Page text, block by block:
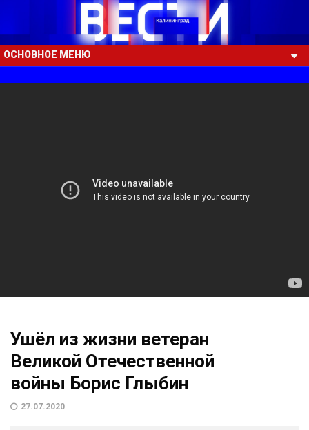
ОСНОВНОЕ МЕНЮ
Ушёл из жизни ветеран
Великой Отечественной
войны Борис Глыбин
27.07.2020